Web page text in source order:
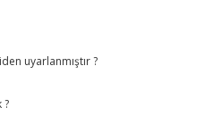
uyarlanmıştır ?
?